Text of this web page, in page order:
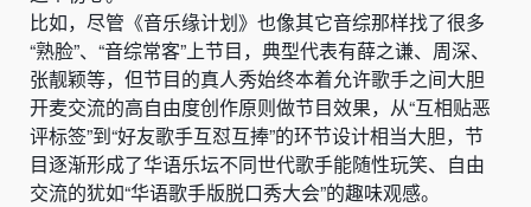
比如，尽管《音乐缘计划》也像其它音综那样找了很多
“熟脸”、“音综常客”上节目，典型代表有薛之谦、周深、
张靓颖等，但节目的真人秀始终本着允许歌手之间大胆
开麦交流的高自由度创作原则做节目效果，从“互相贴恶
评标签”到“好友歌手互怼互捧”的环节设计相当大胆，节
目逐渐形成了华语乐坛不同世代歌手能随性玩笑、自由
交流的犹如“华语歌手版脱口秀大会”的趣味观感。